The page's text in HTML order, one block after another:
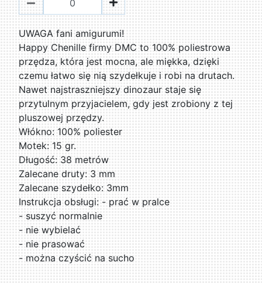
UWAGA fani amigurumi!
Happy Chenille firmy DMC to 100% poliestrowa
przędza, która jest mocna, ale miękka, dzięki
czemu łatwo się nią szydełkuje i robi na drutach.
Nawet najstraszniejszy dinozaur staje się
przytulnym przyjacielem, gdy jest zrobiony z tej
pluszowej przędzy.
Włókno: 100% poliester
Motek: 15 gr.
Długość: 38 metrów
Zalecane druty: 3 mm
Zalecane szydełko: 3mm
Instrukcja obsługi: - prać w pralce
- suszyć normalnie
- nie wybielać
- nie prasować
- można czyścić na sucho